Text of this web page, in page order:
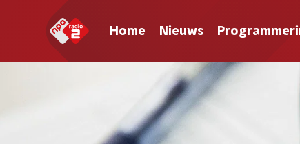
Home Nieuws